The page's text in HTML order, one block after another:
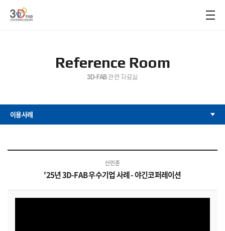
Reference Room
3D-FAB관련 자료실
이용사례
신민준
'25년 3D-FAB 우수기업 사례 - 야긴코퍼레이션